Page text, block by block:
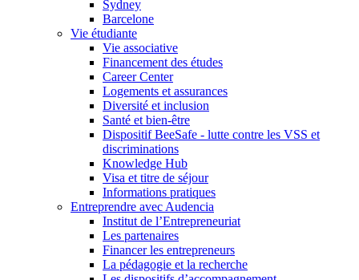
Sydney
Barcelone
Vie étudiante
Vie associative
Financement des études
Career Center
Logements et assurances
Diversité et inclusion
Santé et bien-être
Dispositif BeeSafe - lutte contre les VSS et
discriminations
Knowledge Hub
Visa et titre de séjour
Informations pratiques
Entreprendre avec Audencia
Institut de l’Entrepreneuriat
Les partenaires
Financer les entrepreneurs
La pédagogie et la recherche